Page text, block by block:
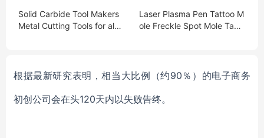
Solid Carbide Tool Makers
Metal Cutting Tools for alu
Laser Plasma Pen Tattoo M
ole Freckle Spot Mole Tag
根据最新研究表明，相当大比例（约90％）的电子商务
初创公司会在头120天内以失败告终。